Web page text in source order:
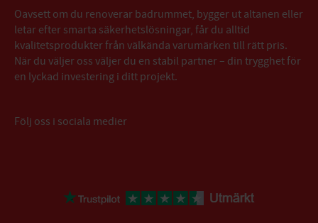
Oavsett om du renoverar badrummet, bygger ut altanen eller
letar efter smarta säkerhetslösningar, får du alltid
kvalitetsprodukter från välkända varumärken till rätt pris.
När du väljer oss väljer du en stabil partner – din trygghet för
en lyckad investering i ditt projekt.
Följ oss i sociala medier